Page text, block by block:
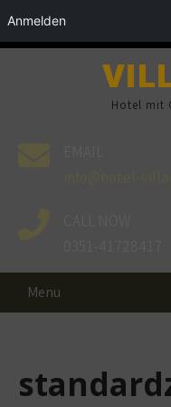
Anmelden
Hotel mit
Menu